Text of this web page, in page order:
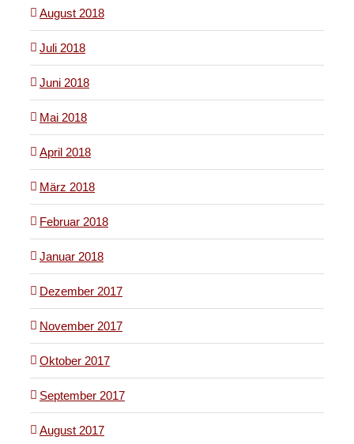
August 2018
Juli 2018
Juni 2018
Mai 2018
April 2018
März 2018
Februar 2018
Januar 2018
Dezember 2017
November 2017
Oktober 2017
September 2017
August 2017